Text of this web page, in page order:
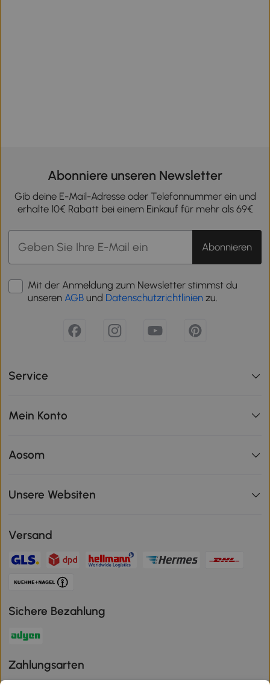
Abonniere unseren Newsletter
Gib deine E-Mail-Adresse oder Telefonnummer ein und
erhalte 10€ Rabatt bei einem Einkauf für mehr als 69€
Abonnieren
Mit der Anmeldung zum Newsletter stimmst du
unseren AGB und Datenschutzrichtlinien zu.
Service
Mein Konto
Aosom
Unsere Websiten
Versand
Sichere Bezahlung
Zahlungsarten